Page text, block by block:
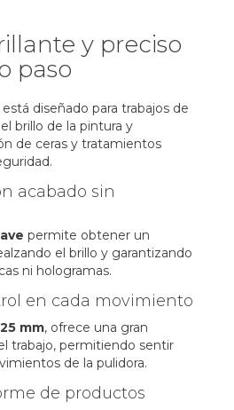
y preciso
paso
diseñado para trabajos de
brillo de la pintura y
de ceras y tratamientos
acabado sin
permite obtener un
el brillo y garantizando
ni hologramas.
en cada movimiento
mm, ofrece una gran
trabajo, permitiendo sentir
de la pulidora.
de productos